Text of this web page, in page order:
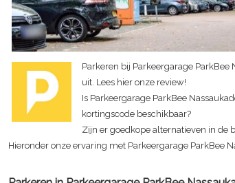
Parkeren bij Parkeergarage ParkBee
uit. Lees hier onze review!
Is Parkeergarage ParkBee
kortingscode beschikbaar?
Zijn er goedkope alternatieven in de
Hieronder onze ervaring met Parkeergarage ParkBee